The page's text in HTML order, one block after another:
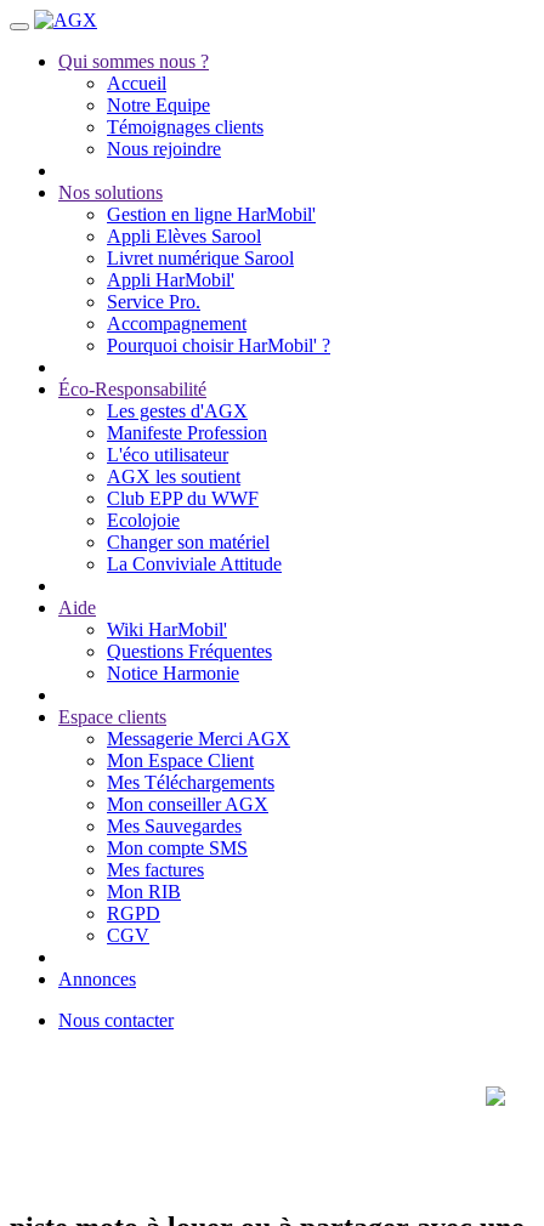
Qui sommes nous ?
Accueil
Notre Equipe
Témoignages clients
Nous rejoindre
Nos solutions
Gestion en ligne HarMobil'
Appli Elèves Sarool
Livret numérique Sarool
Appli HarMobil'
Service Pro.
Accompagnement
Pourquoi choisir HarMobil' ?
Éco-Responsabilité
Les gestes d'AGX
Manifeste Profession
L'éco utilisateur
AGX les soutient
Club EPP du WWF
Ecolojoie
Changer son matériel
La Conviviale Attitude
Aide
Wiki HarMobil'
Questions Fréquentes
Notice Harmonie
Espace clients
Messagerie Merci AGX
Mon Espace Client
Mes Téléchargements
Mon conseiller AGX
Mes Sauvegardes
Mon compte SMS
Mes factures
Mon RIB
RGPD
CGV
Annonces
Nous contacter